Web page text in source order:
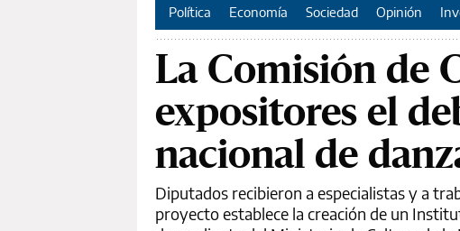
Política Economía Sociedad Opinión
La Comisión de
expositores el
nacional de
Diputados recibieron a especialistas y a
proyecto establece la creación de un